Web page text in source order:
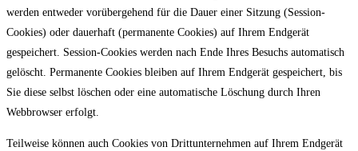
werden entweder vorübergehend für die Dauer einer Sitzung (Session-
Cookies) oder dauerhaft (permanente Cookies) auf Ihrem Endgerät
gespeichert. Session-Cookies werden nach Ende Ihres Besuchs automatisch
gelöscht. Permanente Cookies bleiben auf Ihrem Endgerät gespeichert, bis
Sie diese selbst löschen oder eine automatische Löschung durch Ihren
Webbrowser erfolgt.
Teilweise können auch Cookies von Drittunternehmen auf Ihrem Endgerät